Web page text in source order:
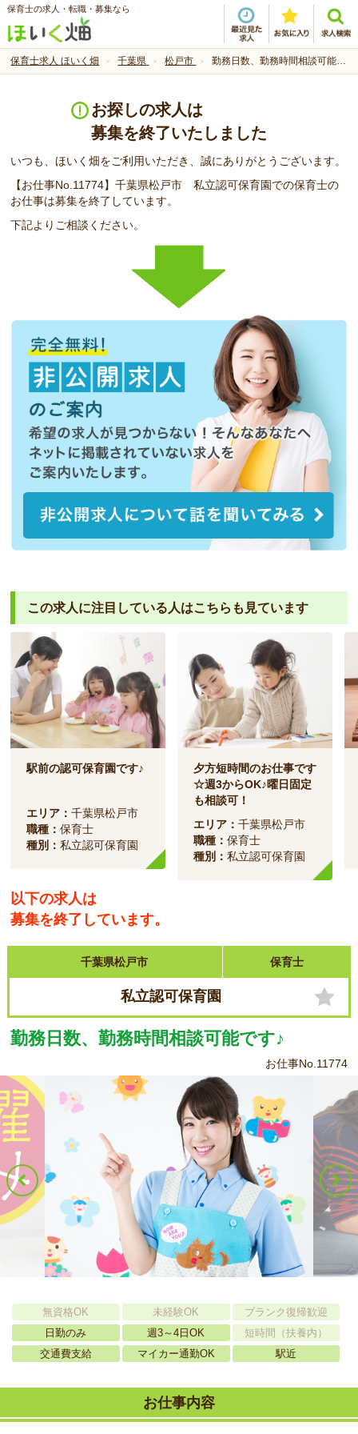
保育士の求人・転職・募集なら
保育士求人 ほいく畑 千葉県 松戸市 勤務日数、勤務時間相談可能です♪
お探しの求人は
募集を終了いたしました
いつも、ほいく畑をご利用いただき、誠にありがとうございます。
【お仕事No.11774】千葉県松戸市 私立認可保育園での保育士の
お仕事は募集を終了しています。
下記よりご相談ください。
この求人に注目している人はこちらも見ています
駅前の認可保育園です♪
エリア：千葉県松戸市
職種：保育士
種別：私立認可保育園
夕方短時間のお仕事です
☆週3からOK♪曜日固定
も相談可！
エリア：千葉県松戸市
職種：保育士
種別：私立認可保育園
以下の求人は
募集を終了しています。
千葉県松戸市 保育士
私立認可保育園
勤務日数、勤務時間相談可能です♪
お仕事No.11774
無資格OK 未経験OK
ブランク復帰歓迎
日勤のみ
週3～4日OK
短時間（扶養内）
交通費支給
マイカー通勤OK 駅近
お仕事内容